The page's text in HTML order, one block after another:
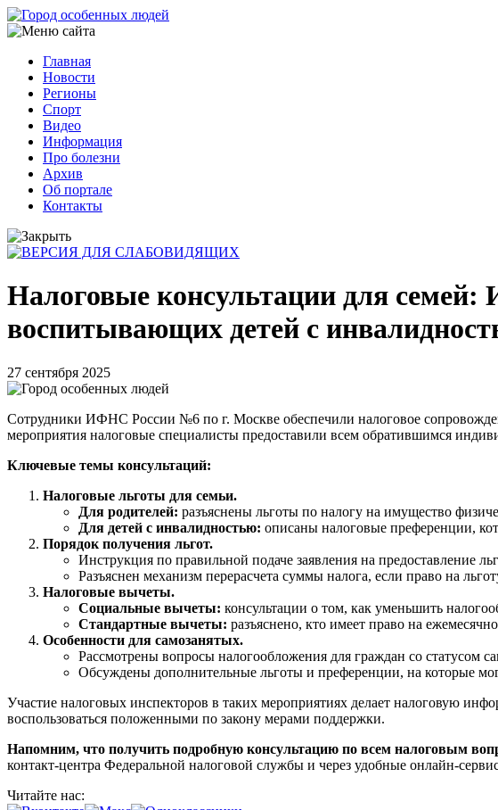
Перейти
к
содержанию
Основная
навигация
Главная
Новости
Регионы
Спорт
Видео
Информация
Про болезни
Архив
Об портале
Контакты
Налоговые консультации для
воспитывающих детей с
27 сентября 2025
Сотрудники ИФНС России №6 по г. Москве обеспечили налоговое
мероприятия налоговые специалисты предоставили всем обратившимся
Ключевые темы консультаций:
Налоговые льготы для семьи.
Для родителей: разъяснены льготы по налогу на имущество
Для детей с инвалидностью: описаны налоговые преференции,
Порядок получения льгот.
Инструкция по правильной подаче заявления на предоставление
Разъяснен механизм перерасчета суммы налога, если право на
Налоговые вычеты.
Социальные вычеты: консультации о том, как уменьшить
Стандартные вычеты: разъяснено, кто имеет право на
Особенности для самозанятых.
Рассмотрены вопросы налогообложения для граждан со статусом
Обсуждены дополнительные льготы и преференции, на которые
Участие налоговых инспекторов в таких мероприятиях делает налоговую
воспользоваться положенными по закону мерами поддержки.
Напомним, что получить подробную консультацию по всем налоговым
контакт-центра Федеральной налоговой службы и через удобные онлайн-
Читайте нас: